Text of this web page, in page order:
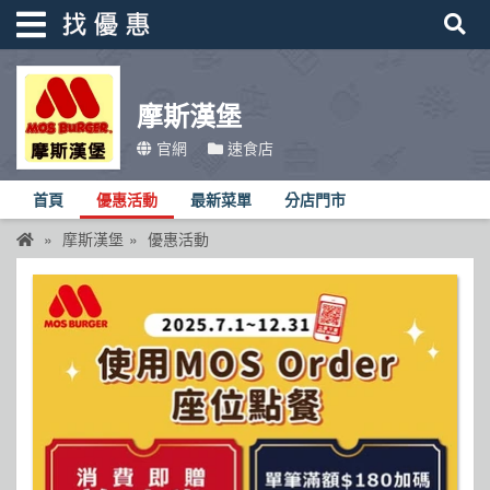
摩斯漢堡
官網 速食店
首頁 優惠活動 最新菜單 分店門市
摩斯漢堡 優惠活動
找優惠
首頁
優惠活動
折價卷
線上DM
品牌總覽